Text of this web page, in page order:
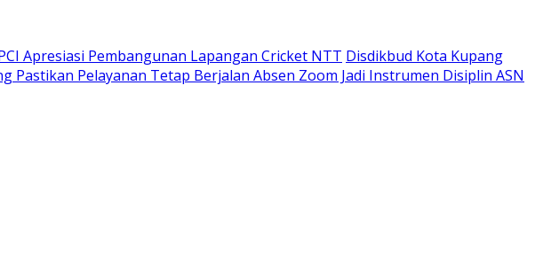
Apresiasi Pembangunan Lapangan Cricket NTT Disdikbud Kota Kupang
Pastikan Pelayanan Tetap Berjalan Absen Zoom Jadi Instrumen Disiplin ASN